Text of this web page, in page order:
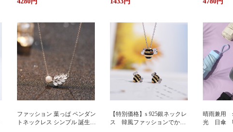
兼用 ユニセックス おしゃ
ックス ジュエリーケース ジ
い 小物入れ イアリン
グ ピアス 首飾り アクセ
サリー ケース
ツカップル
ファッション 葉っぱ ペンダン
トネックレス シンプル 誕生日
【特別価格】s 925銀ネックレ
ス 韓風ファッションでかわ
晴雨兼用
光 日傘